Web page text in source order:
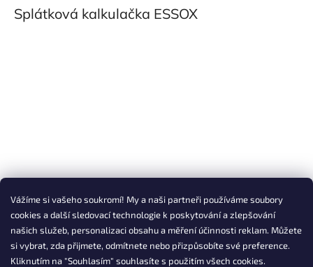
Vážíme si vašeho soukromí! My a naši partneři používáme soubory
cookies a další sledovací technologie k poskytování a zlepšování
našich služeb, personalizaci obsahu a měření účinnosti reklam. Můžete
si vybrat, zda přijmete, odmítnete nebo přizpůsobíte své preference.
Kliknutím na "Souhlasím" souhlasíte s použitím všech cookies.
Splátková kalkulačka ESSOX